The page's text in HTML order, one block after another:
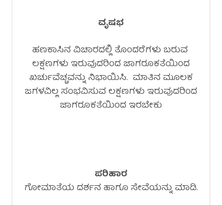
ವೃಷಭ
ಹಣಕಾಸಿನ ವಿಚಾರದಲ್ಲಿ ತೊಂದರೆಗಳು ಬರುವ
ಲಕ್ಷಣಗಳು ಇರುವುದರಿಂದ ಜಾಗರೂಕತೆಯಿಂದ
ಖರ್ಚುವೆಚ್ಚವನ್ನು ನಿಭಾಯಿಸಿ. ಮಾತಿನ ಮೂಲಕ
ಜಗಳವಿಲ್ಲ ಸಂಭವಿಸುವ ಲಕ್ಷಣಗಳು ಇರುವುದರಿಂದ
ಜಾಗರೂಕತೆಯಿಂದ ಇರಬೇಕು
ಪರಿಹಾರ
ಗೋಮಾತೆಯ ದರ್ಶನ ಹಾಗೂ ಸೇವೆಯನ್ನು ಮಾಡಿ.